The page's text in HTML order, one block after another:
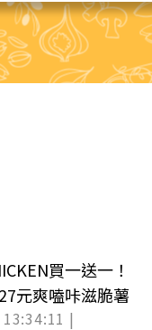
買一送一！
元爽嗑咔滋脆薯
|